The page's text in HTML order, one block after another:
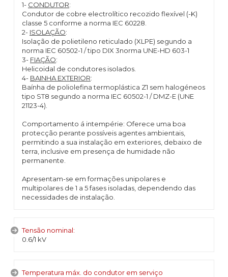
1- CONDUTOR:
Condutor de cobre electrolítico recozido flexível (-K)
classe 5 conforme a norma IEC 60228.
2- ISOLAÇÃO:
Isolação de polietileno reticulado (XLPE) segundo a
norma IEC 60502-1 / tipo DIX 3norma UNE-HD 603-1
3- FIAÇÃO:
Helicoidal de condutores isolados.
4- BAINHA EXTERIOR:
Baínha de poliolefina termoplástica Z1 sem halogéneos
tipo ST8 segundo a norma IEC 60502-1 / DMZ-E (UNE
21123-4).
Comportamento á intempérie: Oferece uma boa
protecção perante possíveis agentes ambientais,
permitindo a sua instalação em exteriores, debaixo de
terra, inclusive em presença de humidade não
permanente.
Apresentam-se em formações unipolares e
multipolares de 1 a 5 fases isoladas, dependendo das
necessidades de instalação.
Tensão nominal:
0.6/1 kV
Temperatura máx. do condutor em serviço